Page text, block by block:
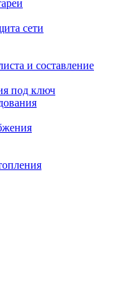
сети
и составление
под ключ